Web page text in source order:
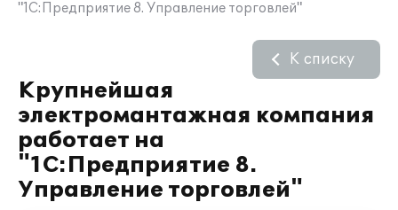
"1С:Предприятие 8. Управление торговлей"
Крупнейшая
электромантажная компания
работает на
"1С:Предприятие 8.
Управление торговлей"
К списку